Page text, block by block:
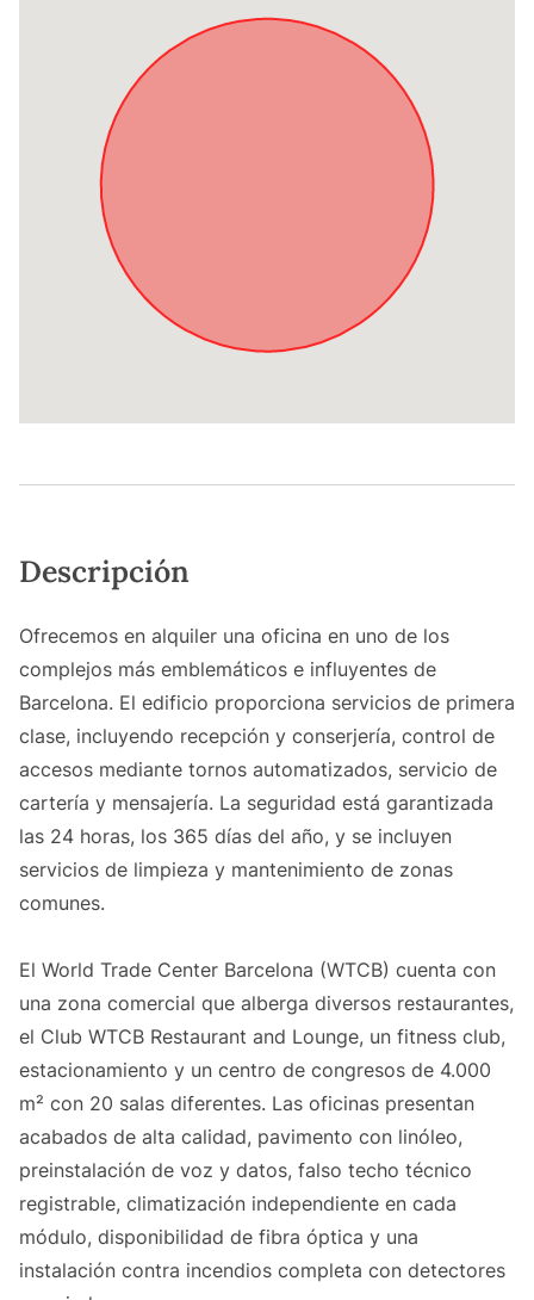
Descripción
Ofrecemos en alquiler una oficina en uno de los
complejos más emblemáticos e influyentes de
Barcelona. El edificio proporciona servicios de primera
clase, incluyendo recepción y conserjería, control de
accesos mediante tornos automatizados, servicio de
cartería y mensajería. La seguridad está garantizada
las 24 horas, los 365 días del año, y se incluyen
servicios de limpieza y mantenimiento de zonas
comunes.
El World Trade Center Barcelona (WTCB) cuenta con
una zona comercial que alberga diversos restaurantes,
el Club WTCB Restaurant and Lounge, un fitness club,
estacionamiento y un centro de congresos de 4.000
m² con 20 salas diferentes. Las oficinas presentan
acabados de alta calidad, pavimento con linóleo,
preinstalación de voz y datos, falso techo técnico
registrable, climatización independiente en cada
módulo, disponibilidad de fibra óptica y una
instalación contra incendios completa con detectores